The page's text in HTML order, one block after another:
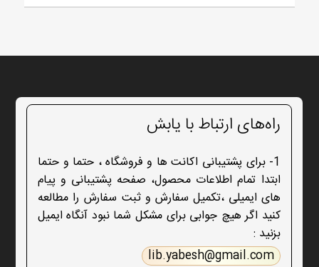
راه‌های ارتباط با یابش
1- برای پشتیبانی اکانت ها و فروشگاه ، حتما و حتما
ابتدا تمام اطلاعات محصول، صفحه پشتیبانی و پیام
های ایمیلی ،تکمیل سفارش و ثبت سفارش را مطالعه
کنید اگر هیچ جوابی برای مشکل شما نبود آنگاه ایمیل
بزنید :
lib.yabesh@gmail.com